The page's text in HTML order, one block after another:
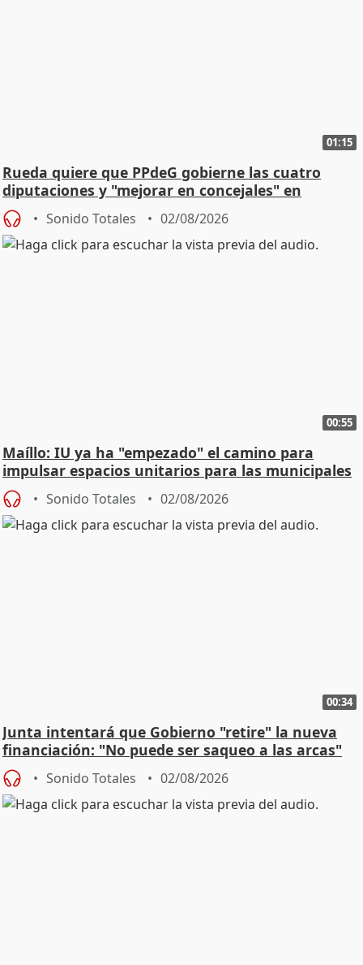
01:15
Rueda quiere que PPdeG gobierne las cuatro
diputaciones y "mejorar en concejales" en
ciudades
Sonido Totales 02/08/2026
00:55
Maíllo: IU ya ha "empezado" el camino para
impulsar espacios unitarios para las municipales
Sonido Totales 02/08/2026
00:34
Junta intentará que Gobierno "retire" la nueva
financiación: "No puede ser saqueo a las arcas"
Sonido Totales 02/08/2026